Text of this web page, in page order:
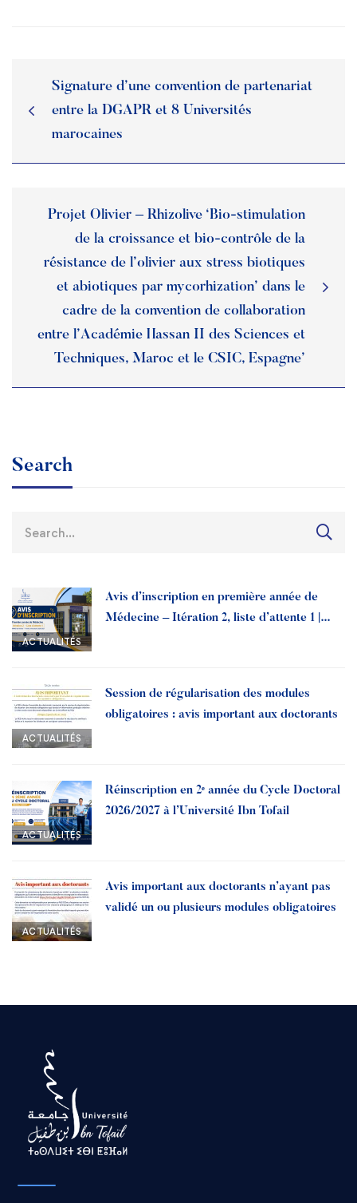
Search
ACTUALITÉS
Avis d’inscription en première année de
Médecine – Itération 2, liste d’attente 1 |
ACTUALITÉS
Session de régularisation des modules
obligatoires : avis important aux doctorants
ACTUALITÉS
Réinscription en 2ᵉ année du Cycle Doctoral
2026/2027 à l’Université Ibn Tofail
ACTUALITÉS
Avis important aux doctorants n’ayant pas
validé un ou plusieurs modules obligatoires
Signature d’une convention de partenariat
entre la DGAPR et 8 Universités
marocaines
Projet Olivier – Rhizolive ‘Bio-stimulation
de la croissance et bio-contrôle de la
résistance de l’olivier aux stress biotiques
et abiotiques par mycorhization’ dans le
cadre de la convention de collaboration
entre l’Académie Hassan II des Sciences et
Techniques, Maroc et le CSIC, Espagne’